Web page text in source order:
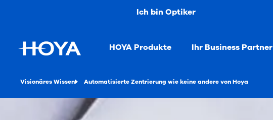
Ich bin Optiker
HOYA Produkte Ihr Business Partner
Visionäres Wissen Automatisierte Zentrierung wie keine andere von Hoya